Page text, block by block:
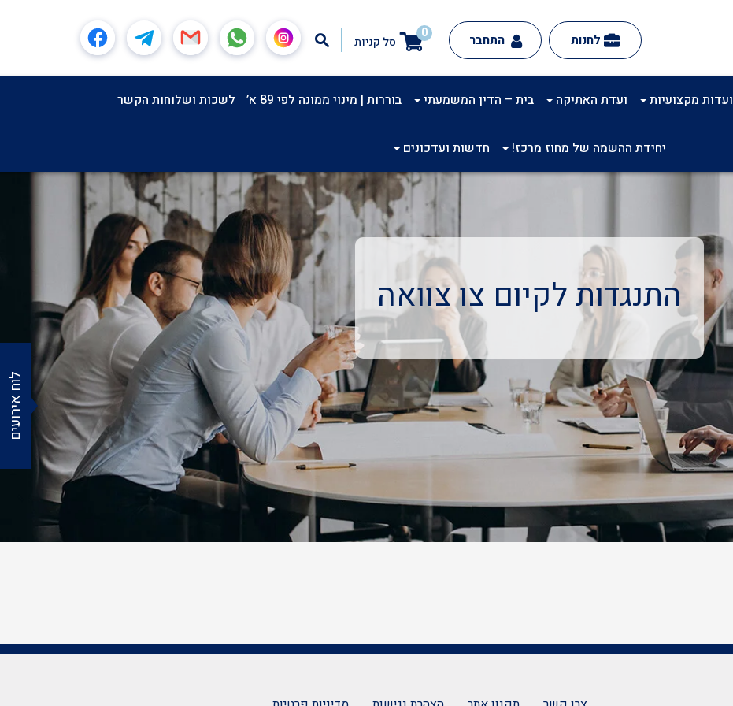
0
סל קניות לחנות התחבר
ועדות מקצועיות ועדת האתיקה בית – הדין המשמעתי בוררות | מינוי ממונה לפי 89 א’ לשכות ושלוחות הקשר
יחידת ההשמה של מחוז מרכז! חדשות ועדכונים
התנגדות לקיום צו צוואה
לוח אירועים